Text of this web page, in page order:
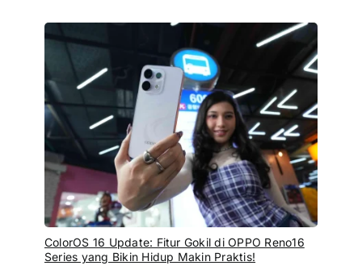
ColorOS 16 Update: Fitur Gokil di OPPO Reno16
Series yang Bikin Hidup Makin Praktis!